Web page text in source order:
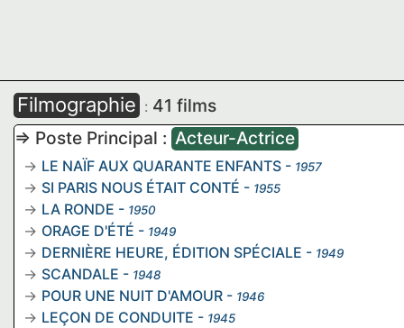
Filmographie : 41 films
=> Poste Principal : Acteur-Actrice
LE NAÏF AUX QUARANTE ENFANTS - 1957
SI PARIS NOUS ÉTAIT CONTÉ - 1955
LA RONDE - 1950
ORAGE D'ÉTÉ - 1949
DERNIÈRE HEURE, ÉDITION SPÉCIALE - 1949
SCANDALE - 1948
POUR UNE NUIT D'AMOUR - 1946
LEÇON DE CONDUITE - 1945